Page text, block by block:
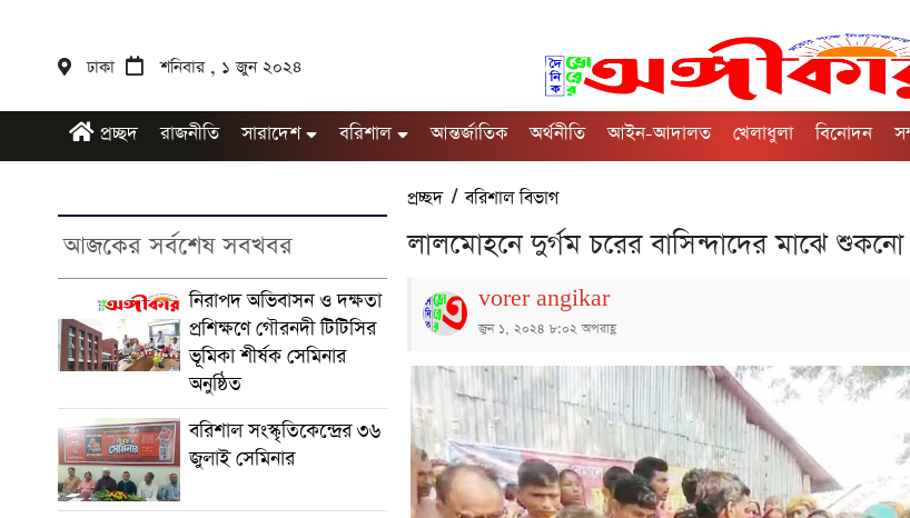
ঢাকা শনিবার , ১ জুন ২০২৪
প্রচ্ছদ রাজনীতি সারাদেশ বরিশাল আন্তর্জাতিক অর্থনীতি আইন-আদালত খেলাধুলা বিনোদন
আজকের সর্বশেষ সবখবর
নিরাপদ অভিবাসন ও দক্ষতা
প্রশিক্ষণে গৌরনদী টিটিসির
ভূমিকা শীর্ষক সেমিনার
অনুষ্ঠিত
বরিশাল সংস্কৃতিকেন্দ্রের ৩৬
জুলাই সেমিনার
প্রচ্ছদ/বরিশাল বিভাগ
লালমোহনে দুর্গম চরের বাসিন্দাদের মাঝে
vorer angikar
জুন ১, ২০২৪ ৮:০২ অপরাহ্ণ